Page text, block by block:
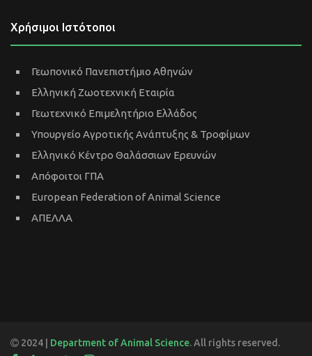
Χρήσιμοι Ιστότοποι
Γεωπονικό Πανεπιστήμιο Αθηνών
Ελληνική Ζωοτεχνική Εταιρία
Γεωτεχνικό Επιμελητήριο Ελλάδος
Υπουργείο Αγροτικής Ανάπτυξης & Τροφίμων
Ελληνικό Κέντρο Θαλάσσιων Ερευνών
Απόφοιτοι ΓΠΑ
European Federation of Animal Science
ΑΠΕΛΛΑ
2024 | Department of Animal Science. All rights reserved.